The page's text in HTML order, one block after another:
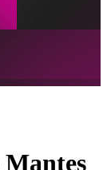
Mantes